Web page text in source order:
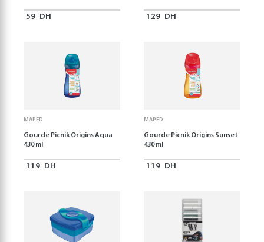
59 DH 129 DH
MAPED
Gourde Picnik Origins Aqua
430 ml
119 DH
MAPED
Gourde Picnik Origins Sunset
430 ml
119 DH